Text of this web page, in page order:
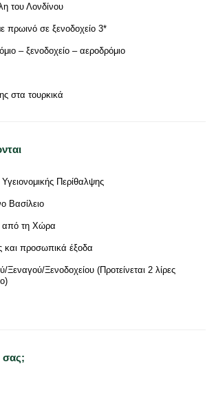
του Λονδίνου
πρωινό σε ξενοδοχείο 3*
– ξενοδοχείο – αεροδρόμιο
στα τουρκικά
Περίθαλψης
Βασίλειο
από τη Χώρα
και προσωπικά έξοδα
Ξενοδοχείου (Προτείνεται 2 λίρες
σας;